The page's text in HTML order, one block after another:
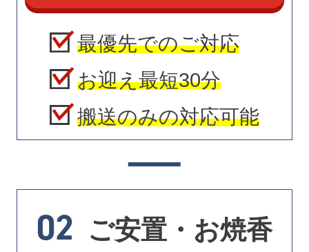
最優先でのご対応
お迎え最短30分
搬送のみの対応可能
02 ご安置・お焼香